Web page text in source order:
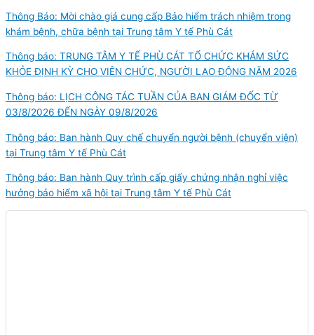
Thông Báo: Mời chào giá cung cấp Bảo hiểm trách nhiệm trong
khám bệnh, chữa bệnh tại Trung tâm Y tế Phù Cát
Thông báo: TRUNG TÂM Y TẾ PHÙ CÁT TỔ CHỨC KHÁM SỨC
KHỎE ĐỊNH KỲ CHO VIÊN CHỨC, NGƯỜI LAO ĐỘNG NĂM 2026
Thông báo: LỊCH CÔNG TÁC TUẦN CỦA BAN GIÁM ĐỐC TỪ
03/8/2026 ĐẾN NGÀY 09/8/2026
Thông báo: Ban hành Quy chế chuyển người bệnh (chuyển viện)
tại Trung tâm Y tế Phù Cát
Thông báo: Ban hành Quy trình cấp giấy chứng nhận nghỉ việc
hưởng bảo hiểm xã hội tại Trung tâm Y tế Phù Cát